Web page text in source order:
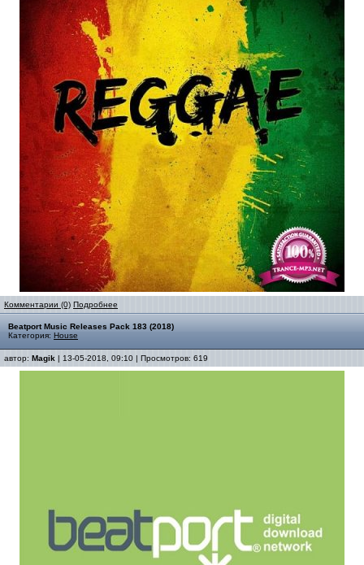
Комментарии (0) Подробнее
Beatport Music Releases Pack 183 (2018)
Категория: House
автор: Magik | 13-05-2018, 09:10 | Просмотров: 619